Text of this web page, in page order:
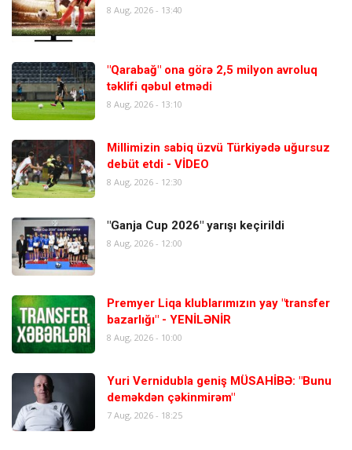
8 Aug, 2026 - 13:40
"Qarabağ" ona görə 2,5 milyon avroluq
təklifi qəbul etmədi
8 Aug, 2026 - 13:10
Millimizin sabiq üzvü Türkiyədə uğursuz
debüt etdi - VİDEO
8 Aug, 2026 - 12:30
"Ganja Cup 2026" yarışı keçirildi
8 Aug, 2026 - 12:00
Premyer Liqa klublarımızın yay "transfer
bazarlığı" - YENİLƏNİR
8 Aug, 2026 - 10:00
Yuri Vernidubla geniş MÜSAHİBƏ: "Bunu
deməkdən çəkinmirəm"
7 Aug, 2026 - 18:25